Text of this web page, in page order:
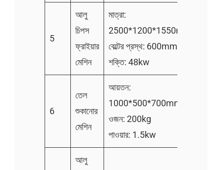
5
আলু
চিপস
ফ্রাইয়ার
মেশিন
মাত্রা:
2500*1200*1550mm
বেল্টের প্রস্থ: 600mm
শক্তি: 48kw
6
তেল
শুকানোর
মেশিন
আয়তন:
1000*500*700mm
ওজন: 200kg
পাওয়ার: 1.5kw
আলু